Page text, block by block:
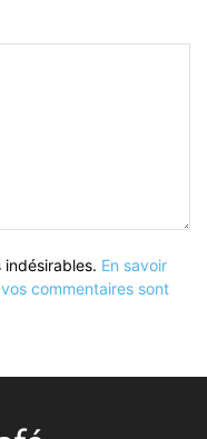
En savoir
commentaires sont